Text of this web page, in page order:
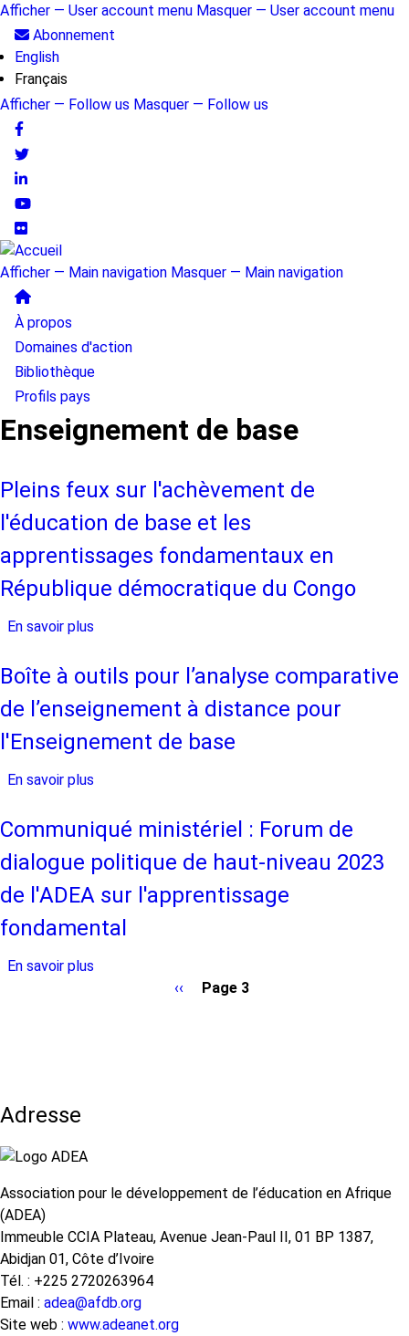
Aller
contenu
principal
User
account
menu
Afficher — User account menu Masquer — User account menu
Abonnement
English
Français
Follow
us
Afficher — Follow us Masquer — Follow us
Main
navigation
Afficher — Main navigation Masquer — Main navigation
À propos
Domaines d'action
Bibliothèque
Profils pays
Enseignement de base
Pleins feux sur l'achèvement de
l'éducation de base et les
apprentissages fondamentaux en
République démocratique du Congo
En savoir plus
feux
l'achèvement
de
et
les
apprentissages
fondamentaux
République
Boîte à outils pour l’analyse comparative
de l’enseignement à distance pour
l'Enseignement de base
En savoir plus
à
outils
pour
l’analyse
comparative
de
Communiqué ministériel : Forum de
dialogue politique de haut-niveau 2023
de l'ADEA sur l'apprentissage
fondamental
En savoir plus
Communiqué
niveau
de
l'ADEA
sur
l'apprentissage
fondamental
Page
‹‹ Page 3
Adresse
Association pour le développement de l’éducation en Afrique
(ADEA)
Immeuble CCIA Plateau, Avenue Jean-Paul II, 01 BP 1387,
Abidjan 01, Côte d’Ivoire
Tél. : +225 2720263964
Email : adea@afdb.org
Site web : www.adeanet.org